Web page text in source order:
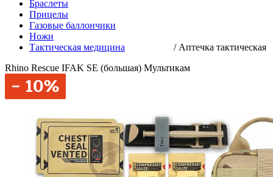
Браслеты
Прицелы
Газовые баллончики
Ножи
Тактическая медицина
/ Аптечка тактическая
Rhino Rescue IFAK SE (большая) Мультикам